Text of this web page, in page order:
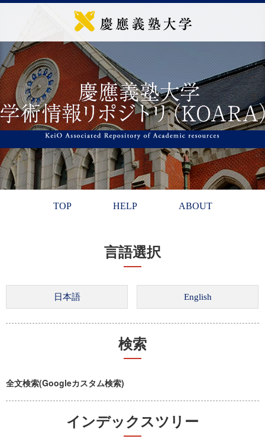
TOP HELP ABOUT
言語選択
検索
全文検索(Googleカスタム検索)
インデックスツリー